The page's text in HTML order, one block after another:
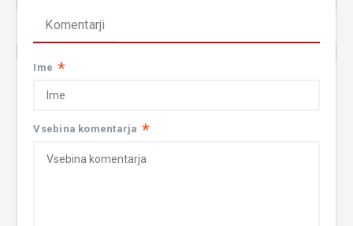
Komentarji
Ime *
Vsebina komentarja *